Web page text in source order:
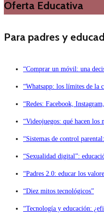
Oferta Educativa
Para padres y
“Comprar un móvil: una
“Whatsapp: los límites de la
“Redes: Facebook,
“Videojuegos: qué hacen los
“Sistemas de control
“Sexualidad digital”:
“Padres 2.0: educar los
“Diez mitos tecnológicos”
“Tecnología y educación: